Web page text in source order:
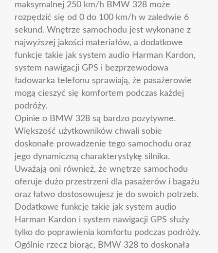
maksymalnej 250 km/h BMW 328 może
rozpędzić się od 0 do 100 km/h w zaledwie 6
sekund. Wnętrze samochodu jest wykonane z
najwyższej jakości materiałów, a dodatkowe
funkcje takie jak system audio Harman Kardon,
system nawigacji GPS i bezprzewodowa
ładowarka telefonu sprawiają, że pasażerowie
mogą cieszyć się komfortem podczas każdej
podróży.
Opinie o BMW 328 są bardzo pozytywne.
Większość użytkowników chwali sobie
doskonałe prowadzenie tego samochodu oraz
jego dynamiczną charakterystykę silnika.
Uważają oni również, że wnętrze samochodu
oferuje dużo przestrzeni dla pasażerów i bagażu
oraz łatwo dostosowujesz je do swoich potrzeb.
Dodatkowe funkcje takie jak system audio
Harman Kardon i system nawigacji GPS służy
tylko do poprawienia komfortu podczas podróży.
Ogólnie rzecz biorąc, BMW 328 to doskonała